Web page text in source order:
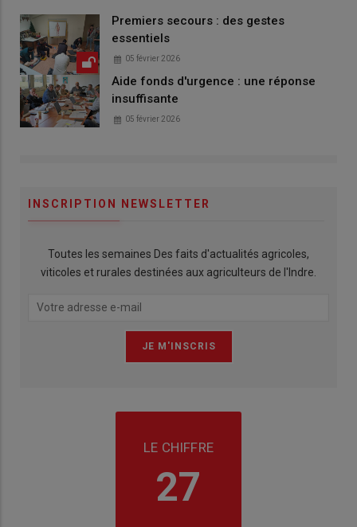
Premiers secours : des gestes
essentiels
05 février 2026
Aide fonds d'urgence : une réponse
insuffisante
05 février 2026
INSCRIPTION NEWSLETTER
Toutes les semaines Des faits d'actualités agricoles,
viticoles et rurales destinées aux agriculteurs de l'Indre.
LE CHIFFRE
27